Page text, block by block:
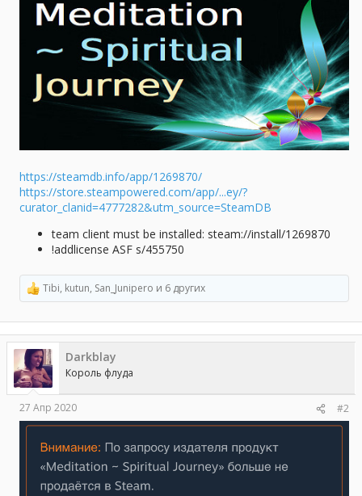
https://steamdb.info/app/1269870/
https://store.steampowered.com/app/...ey/?
curator_clanid=4777282&utm_source=SteamDB
team client must be installed: steam://install/1269870
!addlicense ASF s/455750
Р
е
а
к
ц
и
и
:
Tibi, kutun, San_Junipero и 6 других
Darkblay
Король флуда
27 Апр 2020 #2